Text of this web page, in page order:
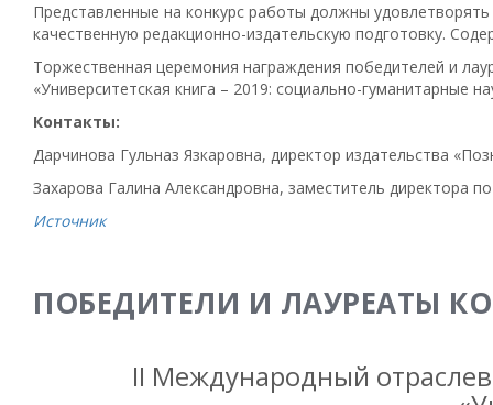
Представленные на конкурс работы должны
качественную редакционно-издательскую подготовку.
Торжественная церемония награждения победителей и
«Университетская книга – 2019: социально-гуманитарные
Контакты:
Дарчинова Гульназ Язкаровна, директор издательства
Захарова Галина Александровна, заместитель директора
Источник
ПОБЕДИТЕЛИ И ЛАУРЕАТЫ
II Международный